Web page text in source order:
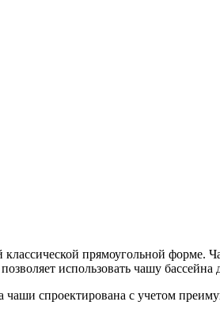
прямоугольной форме.
использовать чашу бассейна
чаши спроектирована с учетом